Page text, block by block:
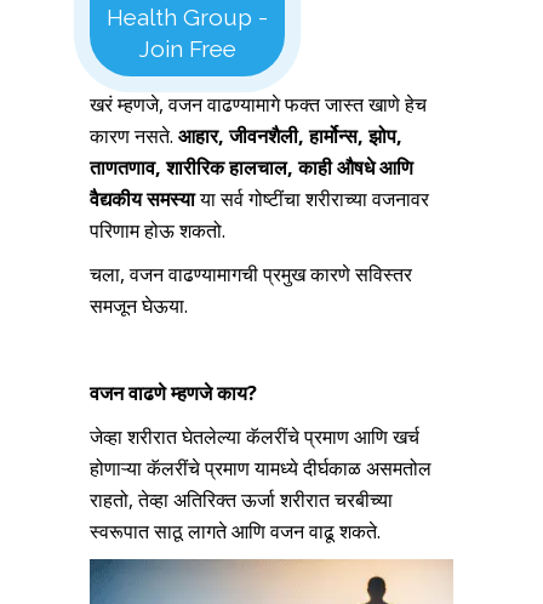
Health Group -
Join Free
खरं म्हणजे, वजन वाढण्यामागे फक्त जास्त खाणे हेच
कारण नसते. आहार,जीवनशैली,हार्मोन्स,झोप,
ताणतणाव,शारीरिक हालचाल,काही औषधे आणि
वैद्यकीय समस्याया सर्व गोष्टींचा शरीराच्या वजनावर
परिणाम होऊ शकतो.
चला, वजन वाढण्यामागची प्रमुख कारणे सविस्तर
समजून घेऊया.
वजन वाढणे म्हणजे काय?
जेव्हा शरीरात घेतलेल्या कॅलरींचे प्रमाण आणि खर्च
होणाऱ्या कॅलरींचे प्रमाण यामध्ये दीर्घकाळ असमतोल
राहतो, तेव्हा अतिरिक्त ऊर्जा शरीरात चरबीच्या
स्वरूपात साठू लागते आणि वजन वाढू शकते.